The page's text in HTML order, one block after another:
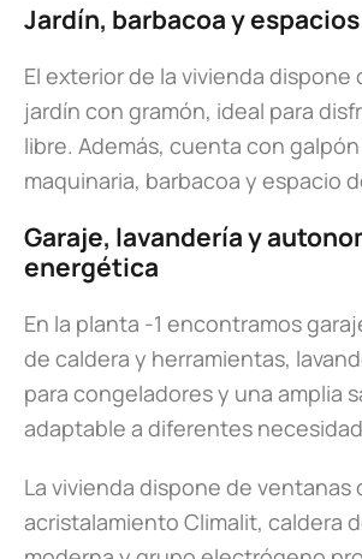
Jardín, barbacoa y
El exterior de la vivienda dispone
jardín con gramón, ideal para
libre. Además, cuenta con
maquinaria, barbacoa y espacio
Garaje, lavandería y
energética
En la planta -1 encontramos
de caldera y herramientas,
para congeladores y una amplia
adaptable a diferentes
La vivienda dispone de ventanas
acristalamiento Climalit, caldera